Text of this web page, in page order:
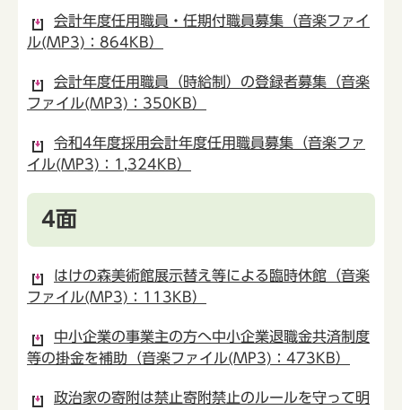
会計年度任用職員・任期付職員募集（音楽ファイ
ル(MP3)：864KB）
会計年度任用職員（時給制）の登録者募集（音楽
ファイル(MP3)：350KB）
令和4年度採用会計年度任用職員募集（音楽ファ
イル(MP3)：1,324KB）
4面
はけの森美術館展示替え等による臨時休館（音楽
ファイル(MP3)：113KB）
中小企業の事業主の方へ中小企業退職金共済制度
等の掛金を補助（音楽ファイル(MP3)：473KB）
政治家の寄附は禁止寄附禁止のルールを守って明